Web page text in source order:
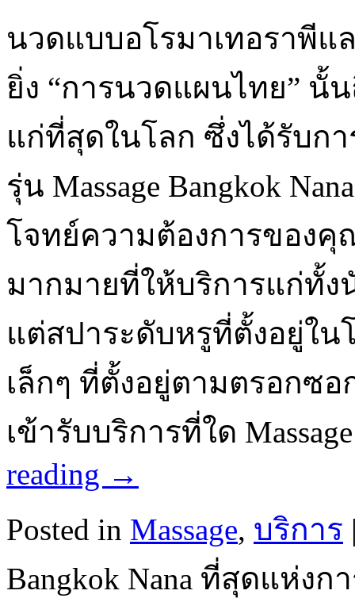
นวดแบบอโรมาเทอราพีแ
ยิ่ง “การนวดแผนไทย” นั้
แก่ที่สุดในโลก ซึ่งได้รับก
รุ่น Massage Bangkok
โจทย์ความต้องการของ
มากมายที่ให้บริการแก่ทั้
แต่สปาระดับหรูที่ตั้งอยู่ใน
เล็กๆ ที่ตั้งอยู่ตามตรอกซ
เข้ารับบริการที่ใด
reading →
Posted in Massage, บริการ
Bangkok Nana ที่สุดแห่ง